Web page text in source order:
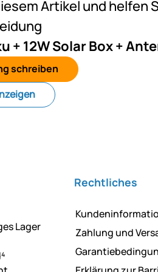
Artikel und helfen
+ 12W Solar Box +
schreiben
Lager
Rechtliches
Zahlung und